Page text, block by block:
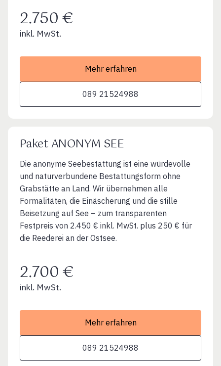
2.750 €
inkl. MwSt.
Mehr erfahren
089 21524988
Paket ANONYM SEE
Die anonyme Seebestattung ist eine würdevolle
und naturverbundene Bestattungsform ohne
Grabstätte an Land. Wir übernehmen alle
Formalitäten, die Einäscherung und die stille
Beisetzung auf See – zum transparenten
Festpreis von 2.450 € inkl. MwSt. plus 250 € für
die Reederei an der Ostsee.
2.700 €
inkl. MwSt.
Mehr erfahren
089 21524988